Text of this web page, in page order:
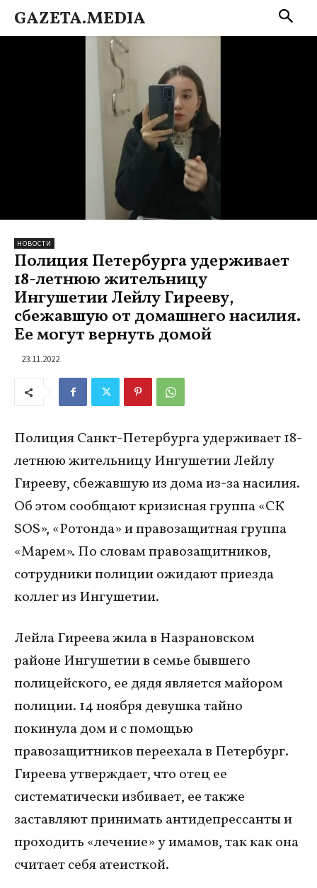
GAZETA.MEDIA
НОВОСТИ
Полиция Петербурга удерживает
18-летнюю жительницу
Ингушетии Лейлу Гирееву,
сбежавшую от домашнего насилия.
Ее могут вернуть домой
23.11.2022
Полиция Санкт-Петербурга удерживает 18-
летнюю жительницу Ингушетии Лейлу
Гирееву, сбежавшую из дома из-за насилия.
Об этом сообщают кризисная группа «СК
SOS», «Ротонда» и правозащитная группа
«Марем». По словам правозащитников,
сотрудники полиции ожидают приезда
коллег из Ингушетии.
Лейла Гиреева жила в Назрановском
районе Ингушетии в семье бывшего
полицейского, ее дядя является майором
полиции. 14 ноября девушка тайно
покинула дом и с помощью
правозащитников переехала в Петербург.
Гиреева утверждает, что отец ее
систематически избивает, ее также
заставляют принимать антидепрессанты и
проходить «лечение» у имамов, так как она
считает себя атеисткой.